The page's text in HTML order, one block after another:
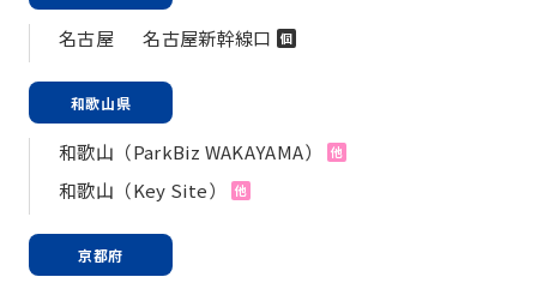
名古屋 名古屋新幹線口 個
和歌山県
和歌山（ParkBiz WAKAYAMA） 他
和歌山（Key Site） 他
京都府